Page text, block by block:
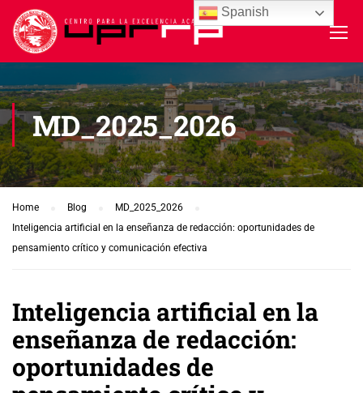
MD_2025_2026
Home Blog
MD_2025_2026
Inteligencia artificial en la enseñanza de redacción: oportunidades de
pensamiento crítico y comunicación efectiva
Inteligencia artificial en la
enseñanza de redacción:
oportunidades de
Spanish